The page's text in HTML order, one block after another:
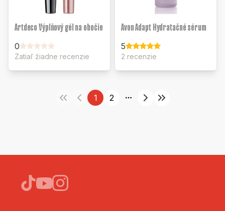
Artdeco Výplňový gél na obočie
0
Zatiaľ žiadne recenzie
Avon Adapt Hydratačné sérum
5
2 recenzie
1 2
More pages